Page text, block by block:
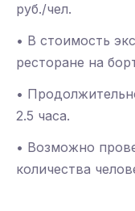
руб./чел.
• В стоимость
ресторане на
•
2.5 часа.
• Возможно
количества